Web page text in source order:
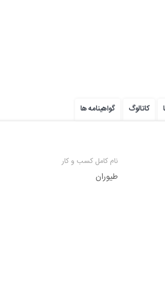
کاتالوگ گواهینامه ها
نام کامل کسب و کار
طیوران